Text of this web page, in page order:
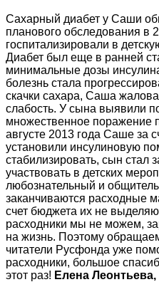
Сахарный диабет у Саши
планового обследования в
госпитализировали в
Диабет был еще в ранней
минимальные дозы
болезнь стала
скачки сахара, Саша
слабость. У сына выявили
множественное поражение
августе 2013 года Саше за
установили инсулиновую
стабилизировать, сын стал
участвовать в детских
любознательный и
заканчиваются расходные
счет бюджета их не
расходники мы не можем,
на жизнь. Поэтому
читатели Русфонда уже
расходники, большое
этот раз! Елена Леонтьева,